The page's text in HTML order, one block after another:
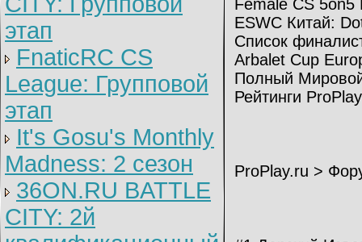
этап
FnaticRC CS
League: Групповой
этап
It's Gosu's Monthly
Madness: 2 сезон
36ON.RU BATTLE
CITY: 2й
Female CS 5on5
ESWC Китай:
Список
Arbalet Cup
Полный
Рейтинги
ProPlay.ru >